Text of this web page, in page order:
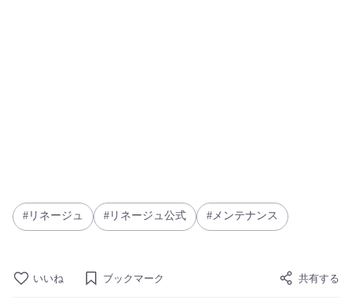
リネージュ リネージュ公式 メンテナンス
いいね ブックマーク 共有する